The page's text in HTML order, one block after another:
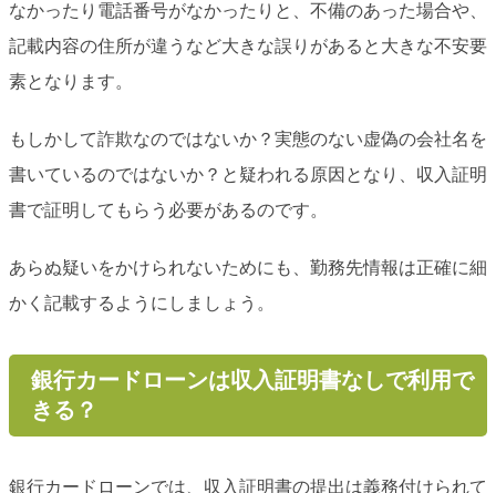
なかったり電話番号がなかったりと、不備のあった場合や、
記載内容の住所が違うなど大きな誤りがあると大きな不安要
素となります。
もしかして詐欺なのではないか？実態のない虚偽の会社名を
書いているのではないか？と疑われる原因となり、収入証明
書で証明してもらう必要があるのです。
あらぬ疑いをかけられないためにも、勤務先情報は正確に細
かく記載するようにしましょう。
銀行カードローンは収入証明書なしで利用で
きる？
銀行カードローンでは、収入証明書の提出は義務付けられて